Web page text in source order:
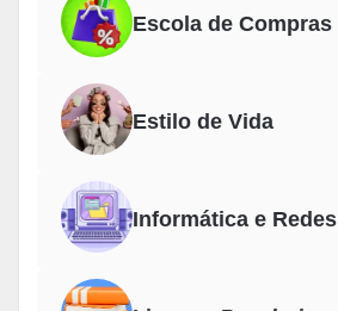
Escola de Compras
Estilo de Vida
Informática e Redes